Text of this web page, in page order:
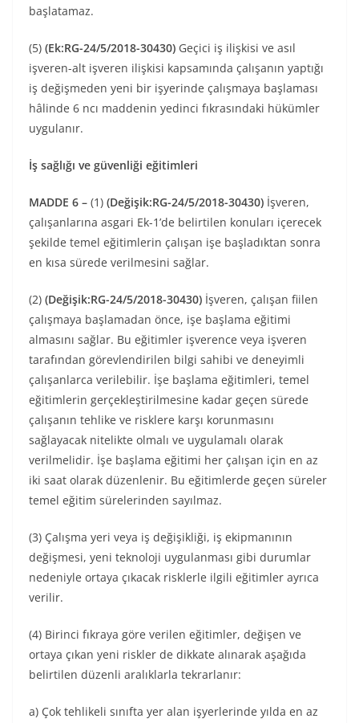
başlatamaz.
(5) (Ek:RG-24/5/2018-30430) Geçici iş ilişkisi ve asıl
işveren-alt işveren ilişkisi kapsamında çalışanın yaptığı
iş değişmeden yeni bir işyerinde çalışmaya başlaması
hâlinde 6 ncı maddenin yedinci fıkrasındaki hükümler
uygulanır.
İş sağlığı ve güvenliği eğitimleri
MADDE 6 – (1) (Değişik:RG-24/5/2018-30430) İşveren,
çalışanlarına asgari Ek-1’de belirtilen konuları içerecek
şekilde temel eğitimlerin çalışan işe başladıktan sonra
en kısa sürede verilmesini sağlar.
(2) (Değişik:RG-24/5/2018-30430) İşveren, çalışan fiilen
çalışmaya başlamadan önce, işe başlama eğitimi
almasını sağlar. Bu eğitimler işverence veya işveren
tarafından görevlendirilen bilgi sahibi ve deneyimli
çalışanlarca verilebilir. İşe başlama eğitimleri, temel
eğitimlerin gerçekleştirilmesine kadar geçen sürede
çalışanın tehlike ve risklere karşı korunmasını
sağlayacak nitelikte olmalı ve uygulamalı olarak
verilmelidir. İşe başlama eğitimi her çalışan için en az
iki saat olarak düzenlenir. Bu eğitimlerde geçen süreler
temel eğitim sürelerinden sayılmaz.
(3) Çalışma yeri veya iş değişikliği, iş ekipmanının
değişmesi, yeni teknoloji uygulanması gibi durumlar
nedeniyle ortaya çıkacak risklerle ilgili eğitimler ayrıca
verilir.
(4) Birinci fıkraya göre verilen eğitimler, değişen ve
ortaya çıkan yeni riskler de dikkate alınarak aşağıda
belirtilen düzenli aralıklarla tekrarlanır:
a) Çok tehlikeli sınıfta yer alan işyerlerinde yılda en az